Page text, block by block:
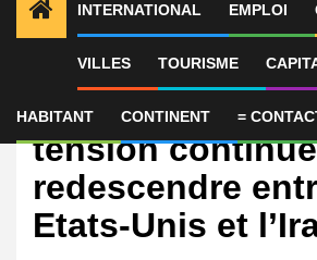
INTERNATIONAL EMPLOI
VILLES TOURISME
HABITANT CONTINENT =
International
Moyen-Orient :
tension
redescendre
Etats-Unis et